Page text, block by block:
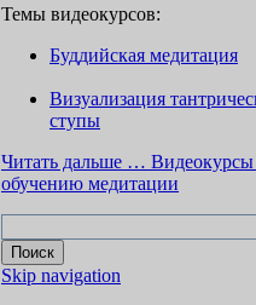
Темы видеокурсов:
Буддийская медитация
Визуализация
ступы
Читать дальше …
обучению медитации
Skip navigation